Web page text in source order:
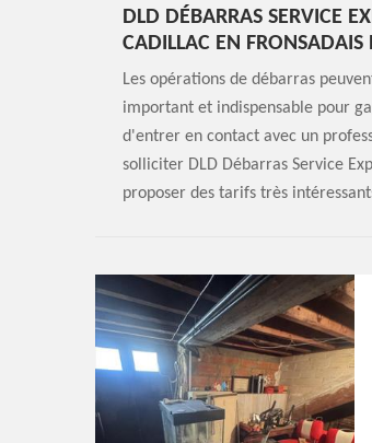
DLD DÉBARRAS SERVICE
CADILLAC EN FRONSADAIS
Les opérations de débarras
important et indispensable pour
d'entrer en contact avec un
solliciter DLD Débarras Service
proposer des tarifs très